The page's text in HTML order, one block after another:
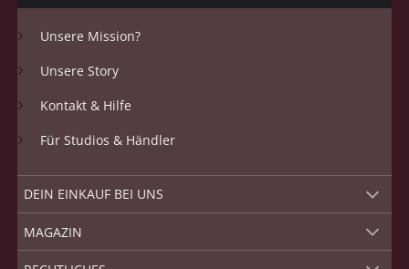
Unsere Mission?
Unsere Story
Kontakt & Hilfe
Für Studios & Händler
DEIN EINKAUF BEI UNS
MAGAZIN